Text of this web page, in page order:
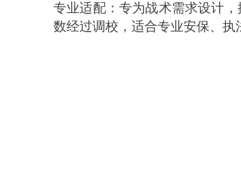
专业适配：专为战术需求设计
数经过调校，适合专业安保、执